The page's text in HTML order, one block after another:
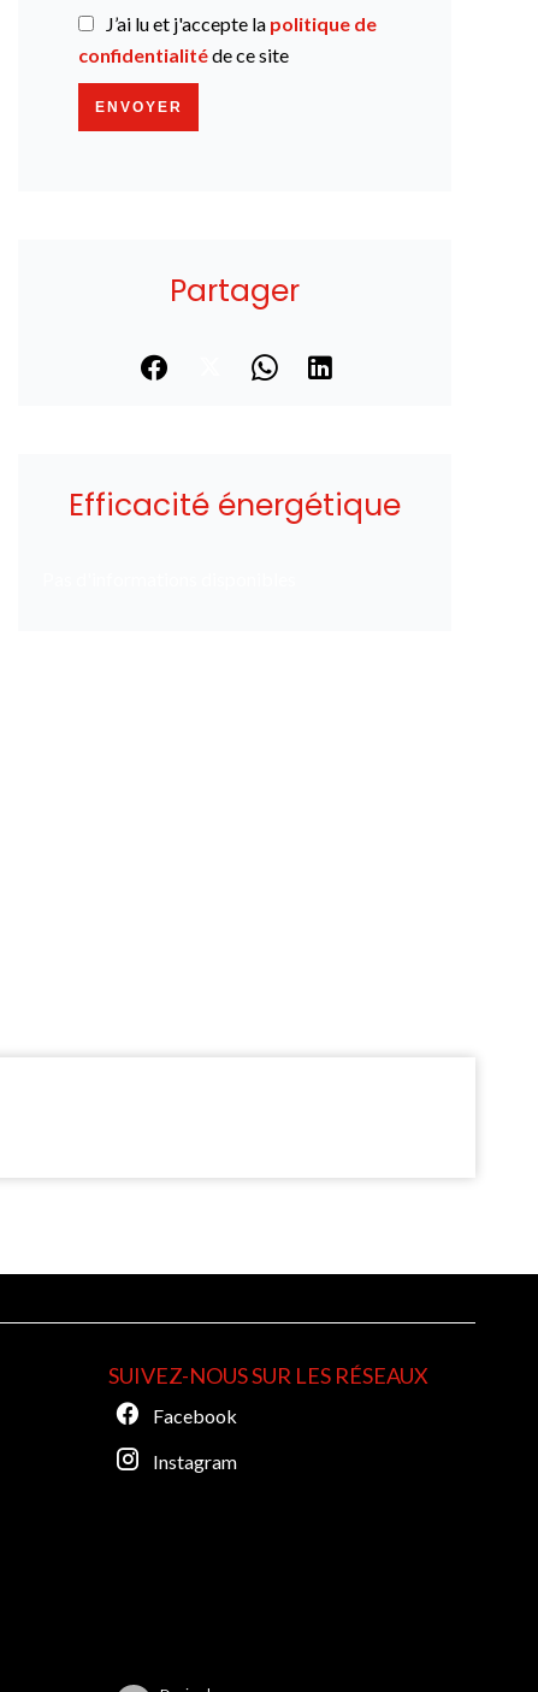
J’ai lu et j'accepte la politique de
confidentialitéde ce site
ENVOYER
Partager
Efficacité énergétique
SUIVEZ-NOUS SUR LES RÉSEAUX
Facebook
Instagram